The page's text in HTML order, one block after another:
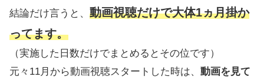
結論だけ言うと、 動画視聴だけで大体1ヵ月掛か
ってます。
（実施した日数だけでまとめるとその位です）
元々11月から動画視聴スタートした時は、 動画を見て